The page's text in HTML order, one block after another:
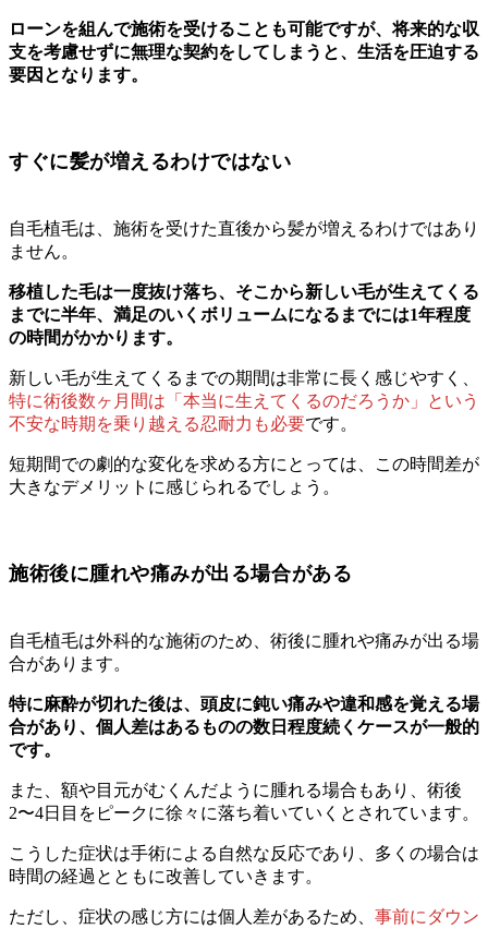
ローンを組んで施術を受けることも可能ですが、将来的な収
支を考慮せずに無理な契約をしてしまうと、生活を圧迫する
要因となります。
すぐに髪が増えるわけではない
自毛植毛は、施術を受けた直後から髪が増えるわけではあり
ません。
移植した毛は一度抜け落ち、そこから新しい毛が生えてくる
までに半年、満足のいくボリュームになるまでには1年程度
の時間がかかります。
新しい毛が生えてくるまでの期間は非常に長く感じやすく、
特に術後数ヶ月間は「本当に生えてくるのだろうか」という
不安な時期を乗り越える忍耐力も必要です。
短期間での劇的な変化を求める方にとっては、この時間差が
大きなデメリットに感じられるでしょう。
施術後に腫れや痛みが出る場合がある
自毛植毛は外科的な施術のため、術後に腫れや痛みが出る場
合があります。
特に麻酔が切れた後は、頭皮に鈍い痛みや違和感を覚える場
合があり、個人差はあるものの数日程度続くケースが一般的
です。
また、額や目元がむくんだように腫れる場合もあり、術後
2〜4日目をピークに徐々に落ち着いていくとされています。
こうした症状は手術による自然な反応であり、多くの場合は
時間の経過とともに改善していきます。
ただし、症状の感じ方には個人差があるため、 事前にダウン